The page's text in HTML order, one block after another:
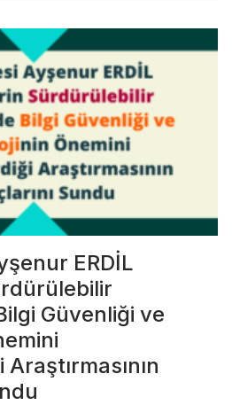
ERDİL
Güvenliği ve